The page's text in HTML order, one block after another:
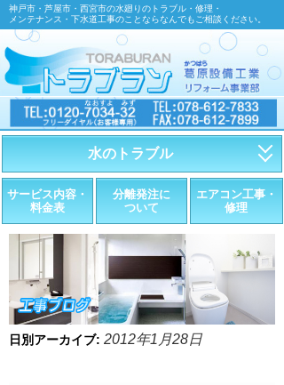
神戸市・芦屋市・西宮市の水廻りのトラブル・修理・
メンテナンス・下水道工事のことならなんでもご相談ください。
水のトラブル
・トイレが詰まったら
・トイレが漏れたら
・水道管が漏れたら
・排水が詰まったら
・悪臭調査
サービス内容・
料金表
分離発注に
ついて
エアコン工事・
修理
日別アーカイブ: 2012年1月28日